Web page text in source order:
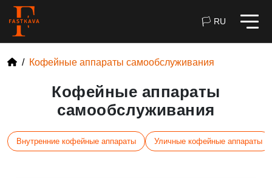
🏳 RU
Кофейные аппараты самообслуживания
Кофейные аппараты
самообслуживания
Внутренние кофейные аппараты Уличные кофейные аппараты